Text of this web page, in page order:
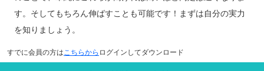
す。そしてもちろん伸ばすことも可能です！まずは自分の実力
を知りましょう。
すでに会員の方は こちらから ログインしてダウンロード